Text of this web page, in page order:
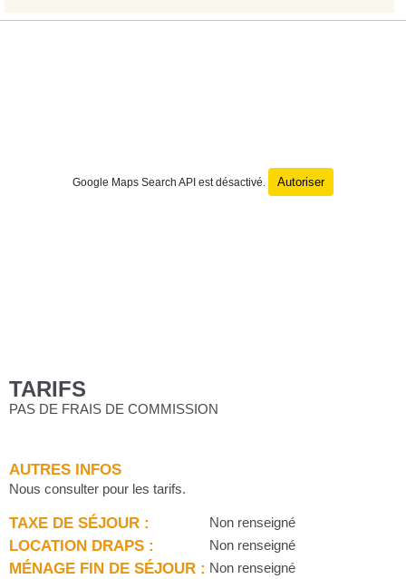
Google Maps Search API est désactivé. Autoriser
TARIFS
PAS DE FRAIS DE COMMISSION
AUTRES INFOS
Nous consulter pour les tarifs.
TAXE DE SÉJOUR : Non renseigné
LOCATION DRAPS : Non renseigné
MÉNAGE FIN DE SÉJOUR : Non renseigné